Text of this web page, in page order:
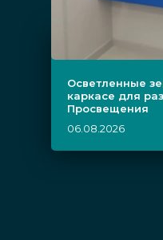
Осветленные
каркасе для
Просвещения
06.08.2026